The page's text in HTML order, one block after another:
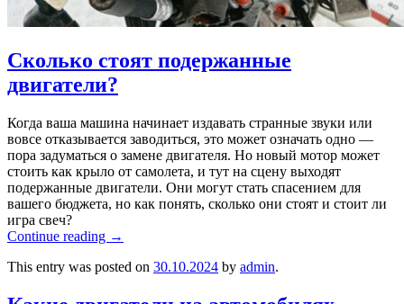
Сколько стоят подержанные
двигатели?
Когда ваша машина начинает издавать странные звуки или
вовсе отказывается заводиться, это может означать одно —
пора задуматься о замене двигателя. Но новый мотор может
стоить как крыло от самолета, и тут на сцену выходят
подержанные двигатели. Они могут стать спасением для
вашего бюджета, но как понять, сколько они стоят и стоит ли
игра свеч?
Continue reading →
This entry was posted on 30.10.2024 by admin.